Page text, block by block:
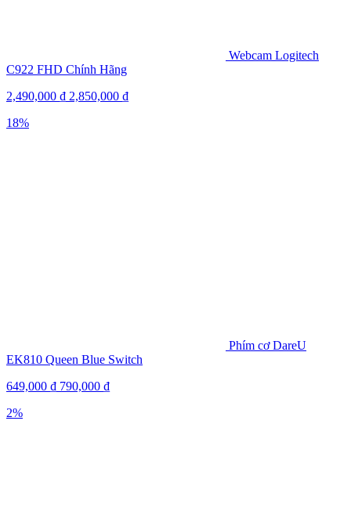
Webcam Logitech
C922 FHD Chính Hãng
2,490,000 ₫ 2,850,000 ₫
18%
Phím cơ DareU
EK810 Queen Blue Switch
649,000 ₫ 790,000 ₫
2%